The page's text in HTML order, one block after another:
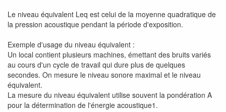
Le niveau équivalent Leq est celui de la moyenne quadratique de
la pression acoustique pendant la période d'exposition.
Exemple d'usage du niveau équivalent :
Un local contient plusieurs machines, émettant des bruits variés
au cours d'un cycle de travail qui dure plus de quelques
secondes. On mesure le niveau sonore maximal et le niveau
équivalent.
La mesure du niveau équivalent utilise souvent la pondération A
pour la détermination de l'énergie acoustique1.